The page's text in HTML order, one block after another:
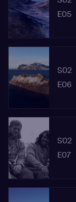
E05
S02
E06
S02
E07